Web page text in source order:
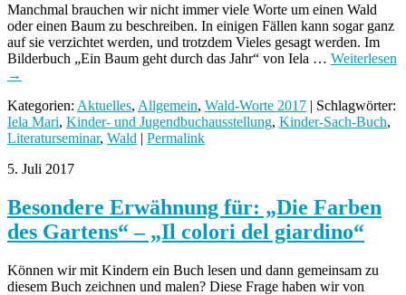
Manchmal brauchen wir nicht immer viele Worte um einen Wald
oder einen Baum zu beschreiben. In einigen Fällen kann sogar ganz
auf sie verzichtet werden, und trotzdem Vieles gesagt werden. Im
Bilderbuch „Ein Baum geht durch das Jahr“ von Iela … Weiterlesen
→
Kategorien: Aktuelles, Allgemein, Wald-Worte 2017 | Schlagwörter:
Iela Mari, Kinder- und Jugendbuchausstellung, Kinder-Sach-Buch,
Literaturseminar, Wald | Permalink
5. Juli 2017
Besondere Erwähnung für: „Die Farben
des Gartens“ – „Il colori del giardino“
Können wir mit Kindern ein Buch lesen und dann gemeinsam zu
diesem Buch zeichnen und malen? Diese Frage haben wir von